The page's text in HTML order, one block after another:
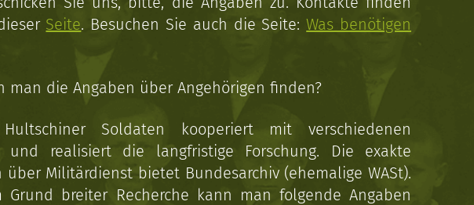
Seite. Besuchen Sie auch die Seite:Was benötigen
man die Angaben über Angehörigen finden?
Soldaten kooperiert mit verschiedenen
und realisiert die langfristige Forschung. Die exakte
über Militärdienst bietet Bundesarchiv (ehemalige WASt).
Grund breiter Recherche kann man folgende Angaben